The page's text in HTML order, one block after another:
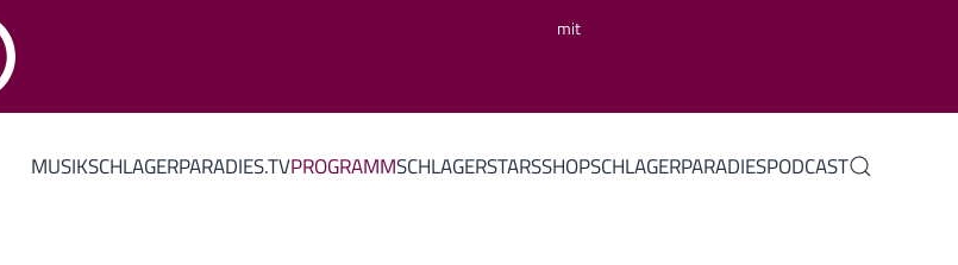
mit
MUSIKSCHLAGERPARADIES.TVPROGRAMMSCHLAGERSTARSSHOPSCHLAGERPARADIESPODCAST